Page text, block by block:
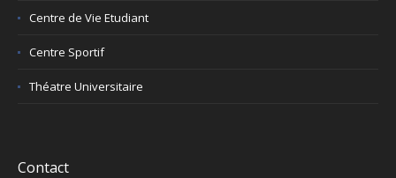
Centre de Vie Etudiant
Centre Sportif
Théatre Universitaire
Contact